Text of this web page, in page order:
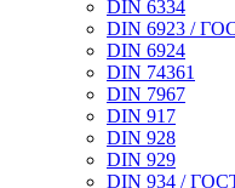
DIN 6334
DIN 6923 /
DIN 6924
DIN 74361
DIN 7967
DIN 917
DIN 928
DIN 929
DIN 934 /